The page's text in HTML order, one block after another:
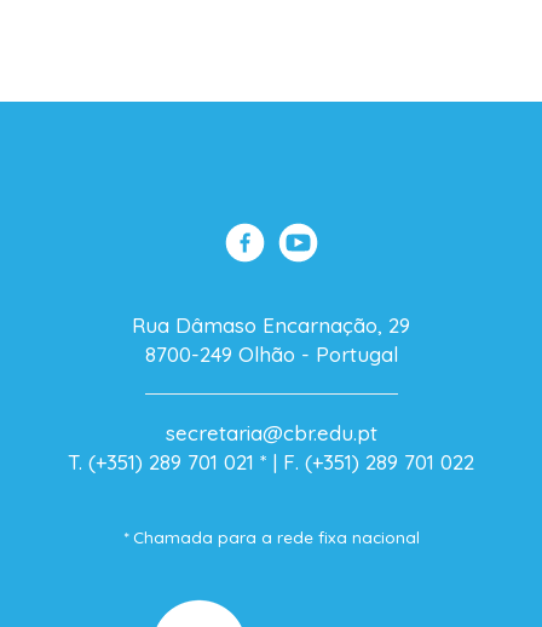
Rua Dâmaso Encarnação, 29
8700-249 Olhão - Portugal
secretaria@cbr.edu.pt
T. (+351) 289 701 021 * | F. (+351) 289 701 022
* Chamada para a rede fixa nacional